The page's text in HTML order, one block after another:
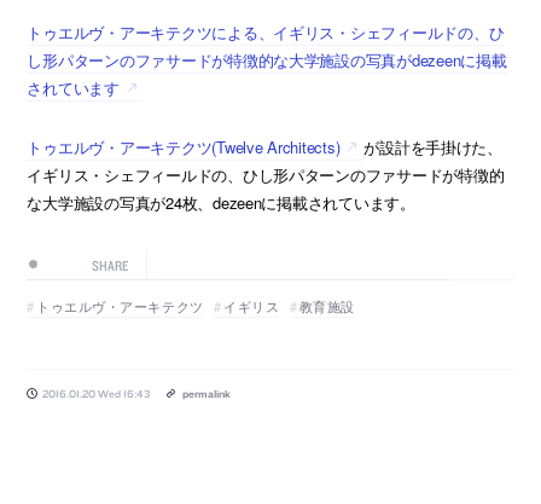
トゥエルヴ・アーキテクツによる、イギリス・シェフィールドの、ひ
し形パターンのファサードが特徴的な大学施設の写真がdezeenに掲載
されています
トゥエルヴ・アーキテクツ(Twelve Architects)
が設計を手掛けた、
イギリス・シェフィールドの、ひし形パターンのファサードが特徴的
な大学施設の写真が24枚、dezeenに掲載されています。
SHARE
トゥエルヴ・アーキテクツ イギリス 教育施設
2016.01.20 Wed 16:43 permalink